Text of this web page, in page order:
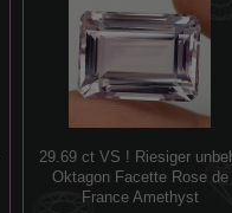
29.69 ct VS ! Riesiger
Oktagon Facette Rose de
France Amethyst